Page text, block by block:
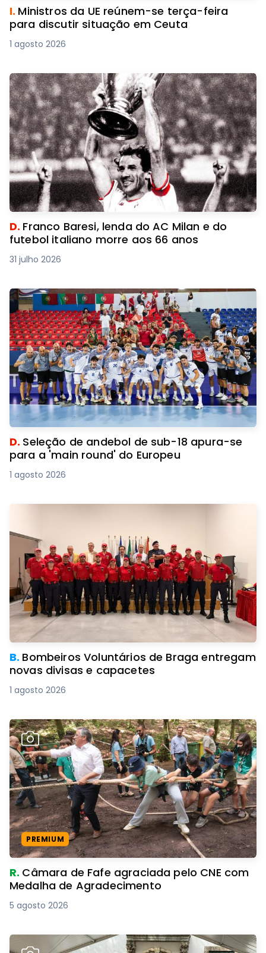
I. Ministros da UE reúnem-se terça-feira
para discutir situação em Ceuta
1 agosto 2026
D. Franco Baresi, lenda do AC Milan e do
futebol italiano morre aos 66 anos
31 julho 2026
D. Seleção de andebol de sub-18 apura-se
para a 'main round' do Europeu
1 agosto 2026
B. Bombeiros Voluntários de Braga entregam
novas divisas e capacetes
1 agosto 2026
PREMIUM
R. Câmara de Fafe agraciada pelo CNE com
Medalha de Agradecimento
5 agosto 2026